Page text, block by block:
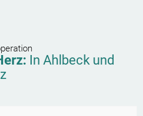
In Ahlbeck und